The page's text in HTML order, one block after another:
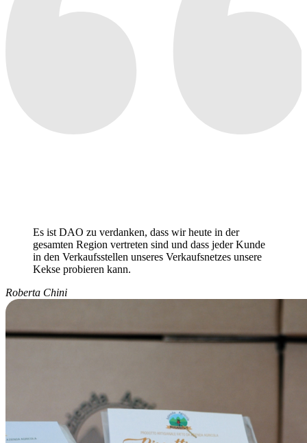
Es ist DAO zu verdanken, dass wir heute in der
gesamten Region vertreten sind und dass jeder Kunde
in den Verkaufsstellen unseres Verkaufsnetzes unsere
Kekse probieren kann.
Roberta Chini